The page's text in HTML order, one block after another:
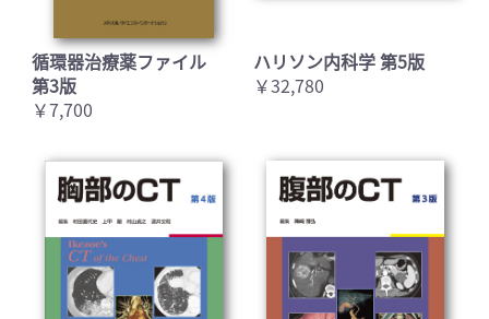
循環器治療薬ファイル
第3版
￥7,700
ハリソン内科学 第5版
￥32,780